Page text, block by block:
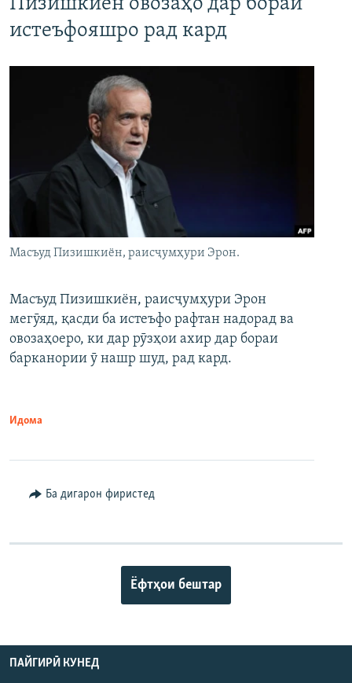
истеъфояшро рад кард
Масъуд Пизишкиён, раисҷумҳури Эрон.
Масъуд Пизишкиён, раисҷумҳури Эрон
мегӯяд, қасди ба истеъфо рафтан надорад ва
овозаҳоеро, ки дар рӯзҳои ахир дар бораи
барканории ӯ нашр шуд, рад кард.
Идома
Ба дигарон фиристед
Ёфтҳои бештар
ПАЙГИРӢ КУНЕД